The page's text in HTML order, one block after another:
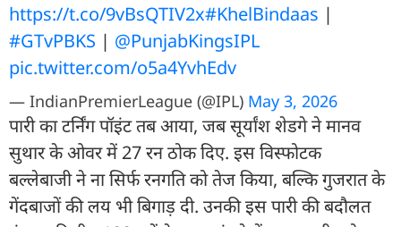
https://t.co/9vBsQTIV2x#KhelBindaas |
#GTvPBKS | @PunjabKingsIPL
pic.twitter.com/o5a4YvhEdv
— IndianPremierLeague (@IPL) May 3, 2026
पारी का टर्निंग पॉइंट तब आया, जब सूर्यांश शेडगे ने मानव
सुथार के ओवर में 27 रन ठोक दिए. इस विस्फोटक
बल्लेबाजी ने ना सिर्फ रनगति को तेज किया, बल्कि गुजरात के
गेंदबाजों की लय भी बिगाड़ दी. उनकी इस पारी की बदौलत